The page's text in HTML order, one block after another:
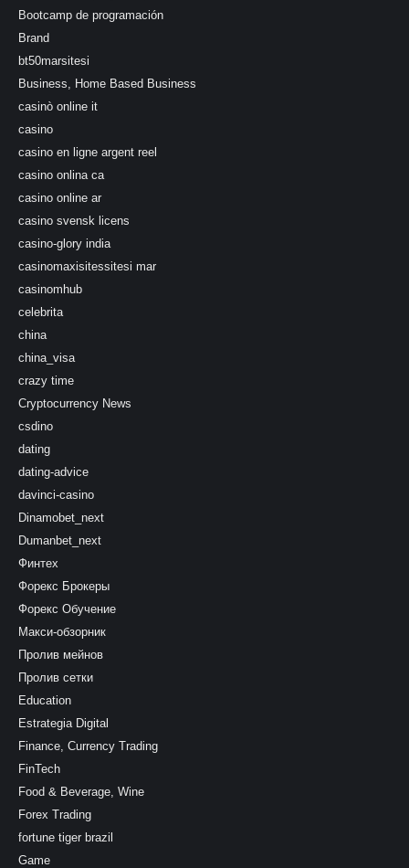
Bootcamp de programación
Brand
bt50marsitesi
Business, Home Based Business
casinò online it
casino
casino en ligne argent reel
casino onlina ca
casino online ar
casino svensk licens
casino-glory india
casinomaxisitessitesi mar
casinomhub
celebrita
china
china_visa
crazy time
Cryptocurrency News
csdino
dating
dating-advice
davinci-casino
Dinamobet_next
Dumanbet_next
Финтех
Форекс Брокеры
Форекс Обучение
Макси-обзорник
Пролив мейнов
Пролив сетки
Education
Estrategia Digital
Finance, Currency Trading
FinTech
Food & Beverage, Wine
Forex Trading
fortune tiger brazil
Game